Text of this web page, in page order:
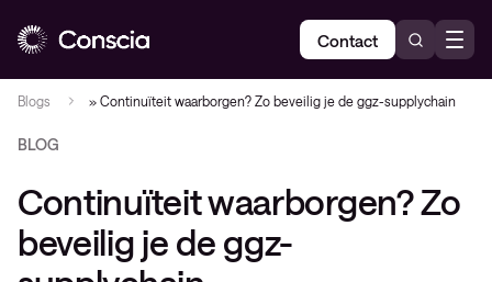
Contact
Blogs » Continuïteit waarborgen? Zo beveilig je de ggz-supplychain
BLOG
Continuïteit waarborgen? Zo
beveilig je de ggz-